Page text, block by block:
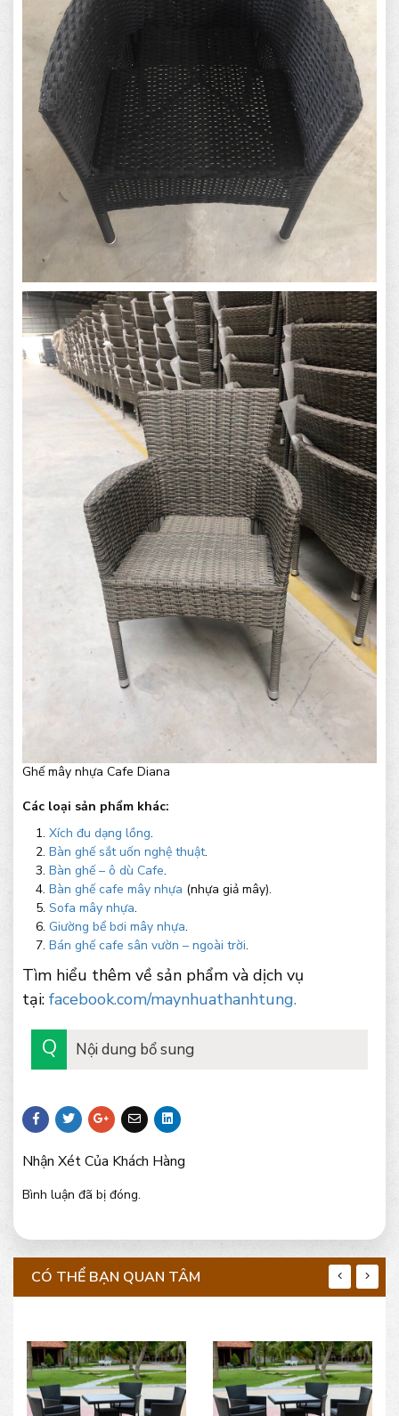
Ghế mây nhựa Cafe Diana
Các loại sản phẩm khác:
Xích đu dạng lồng.
Bàn ghế sắt uốn nghệ thuật.
Bàn ghế – ô dù Cafe.
Bàn ghế cafe mây nhựa (nhựa giả mây).
Sofa mây nhựa.
Giường bể bơi mây nhựa.
Bán ghế cafe sân vườn – ngoài trời.
Tìm hiểu thêm về sản phẩm và dịch vụ
tại: facebook.com/maynhuathanhtung.
Nội dung bổ sung
Nhận Xét Của Khách Hàng
Bình luận đã bị đóng.
CÓ THỂ BẠN QUAN TÂM